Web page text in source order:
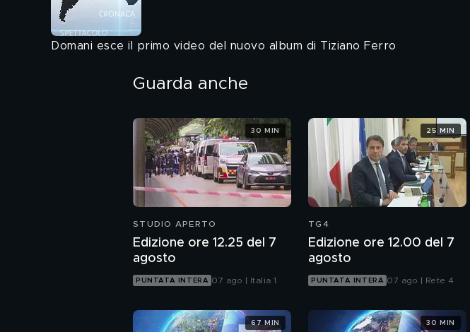
Domani esce il primo video del nuovo album di Tiziano Ferro
Guarda anche
STUDIO APERTO
Edizione ore 12.25 del 7
agosto
PUNTATA INTERA 07 ago | Italia 1
30 MIN
TG4
Edizione ore 12.00 del 7
agosto
PUNTATA INTERA 07 ago | Rete 4
25 MIN
67 MIN 30 MIN